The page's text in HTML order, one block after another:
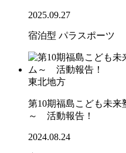
2025.09.27
宿泊型 パラスポーツ
東北地方
第10期福島こども未
～ 活動報告！
2024.08.24